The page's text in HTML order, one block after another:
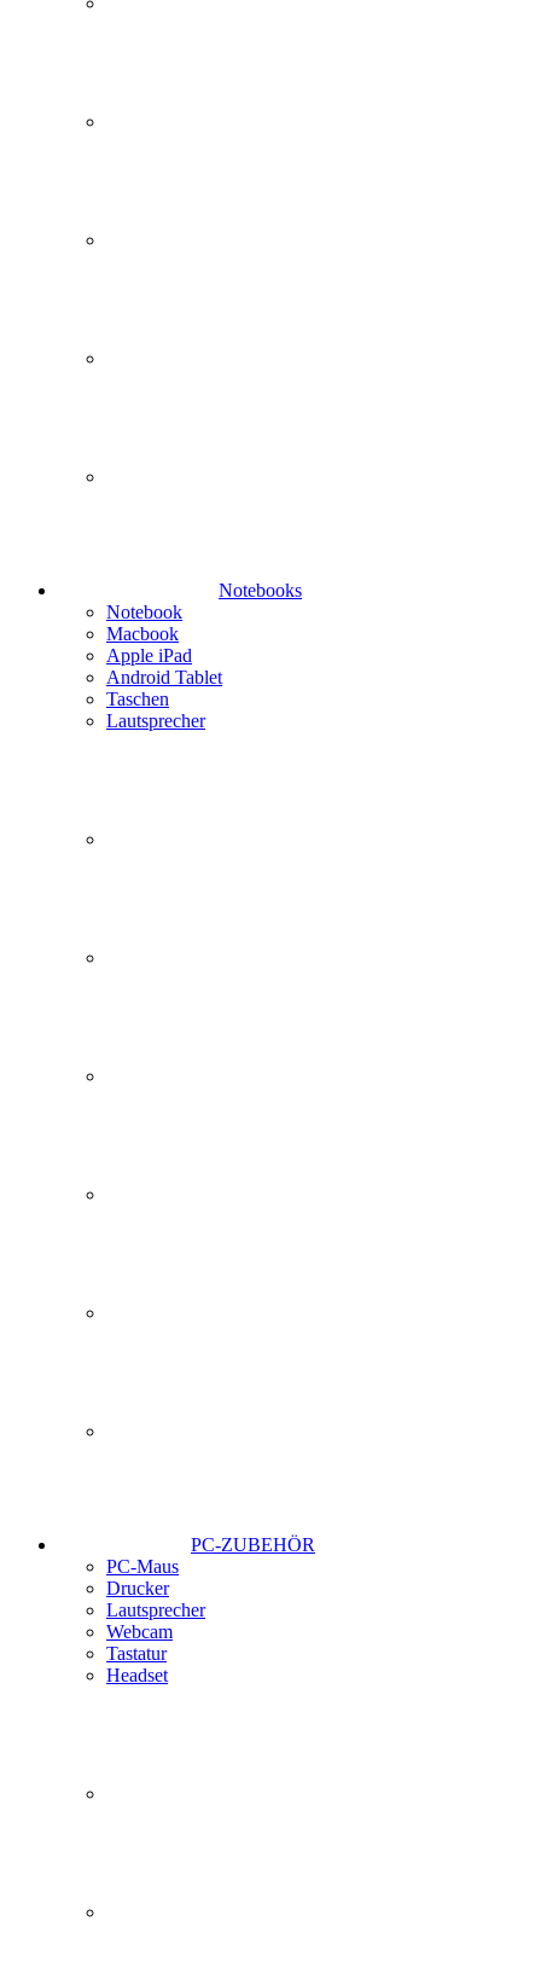
Notebooks
Notebook
Macbook
Apple iPad
Android Tablet
Taschen
Lautsprecher
PC-ZUBEHÖR
PC-Maus
Drucker
Lautsprecher
Webcam
Tastatur
Headset